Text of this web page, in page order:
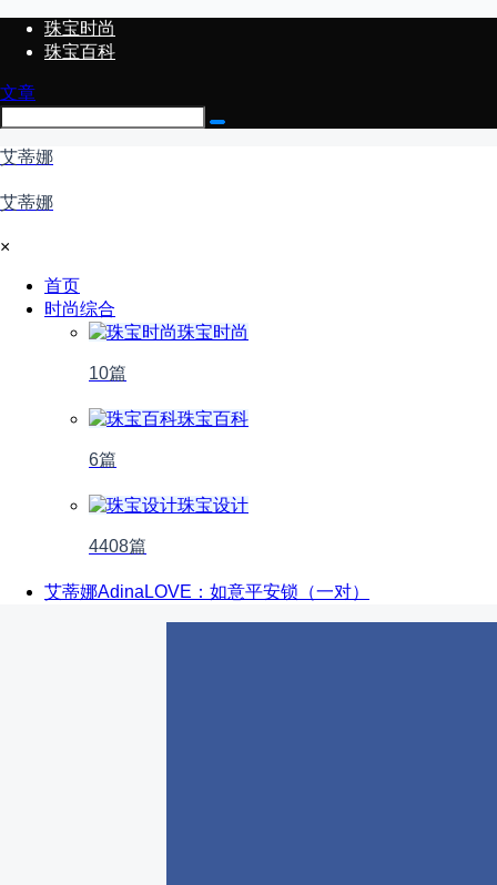
珠宝时尚
珠宝百科
文章
艾蒂娜
艾蒂娜
×
首页
时尚综合
珠宝时尚
10篇
珠宝百科
6篇
珠宝设计
4408篇
艾蒂娜AdinaLOVE：如意平安锁（一对）